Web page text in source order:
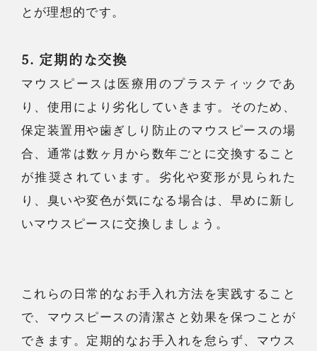
とが理想的です。
5. 定期的な交換
マウスピースは医療用のプラスティックであ
り、使用により劣化していきます。そのため、
保定装置用や歯ぎしり防止のマウスピースの場
合、通常は数ヶ月から数年ごとに交換すること
が推奨されています。劣化や変形が見られた
り、臭いや変色が気になる場合は、早めに新し
いマウスピースに交換しましょう。
これらの日常的なお手入れ方法を実践すること
で、マウスピースの清潔さと効果を保つことが
できます。定期的なお手入れを怠らず、マウス